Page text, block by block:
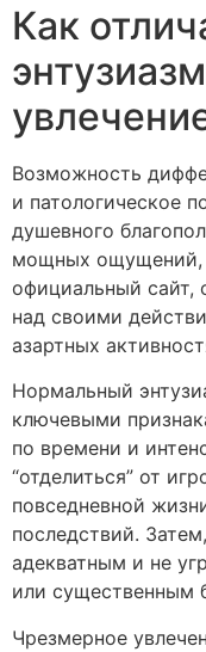
Как
Возможность
и патологическое
душевного
мощных ощущений,
официальный сайт,
над своими
азартных
Нормальный
ключевыми
по времени и
“отделиться” от
повседневной
последствий.
адекватным и не
или существенным
Чрезмерное